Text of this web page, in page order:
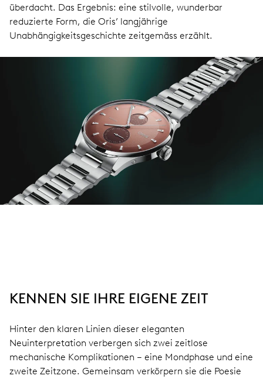
überdacht. Das Ergebnis: eine stilvolle, wunderbar
reduzierte Form, die Oris’ langjährige
Unabhängigkeitsgeschichte zeitgemäss erzählt.
KENNEN SIE IHRE EIGENE ZEIT
Hinter den klaren Linien dieser eleganten
Neuinterpretation verbergen sich zwei zeitlose
mechanische Komplikationen – eine Mondphase und eine
zweite Zeitzone. Gemeinsam verkörpern sie die Poesie